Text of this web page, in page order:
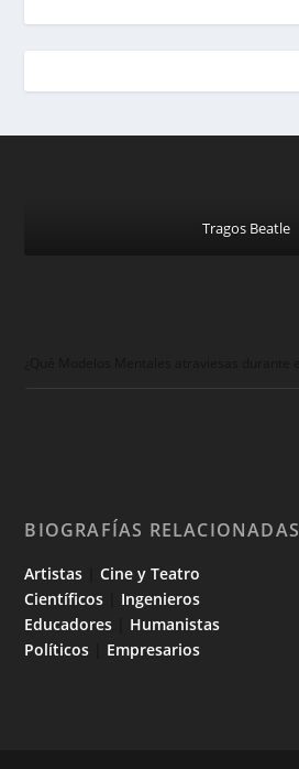
Tragos Beatle
BIOGRAFÍAS RELACIONADAS
Artistas |Cine y Teatro
Científicos
Ingenieros
Educadores
Humanistas
Políticos
Empresarios